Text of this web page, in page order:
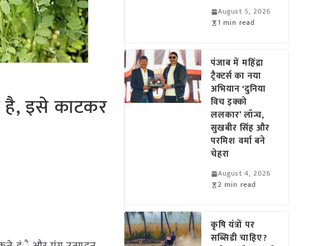
है, इसे काटकर
August 5, 2026
1 min read
पंजाब में महिंद्रा
ट्रैक्टर्स का नया
अभियान ‘दुनिया
विच इक्को
ललकार’ लॉन्च,
सुखबीर सिंह और
परमिश वर्मा बने
चेहरा
August 4, 2026
2 min read
कृषि यंत्रों पर
सब्सिडी चाहिए?